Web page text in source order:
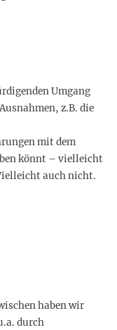
Umgang
z.B. die
mit dem
könnt – vielleicht
auch nicht.
haben wir
durch